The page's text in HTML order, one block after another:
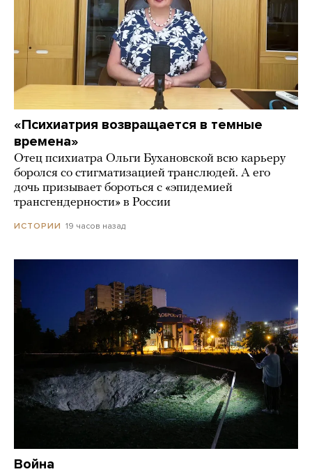
«Психиатрия возвращается в темные
времена»
Отец психиатра Ольги Бухановской всю карьеру
боролся со стигматизацией транслюдей. А его
дочь призывает бороться с «эпидемией
трансгендерности» в России
ИСТОРИИ 19 часов назад
Война